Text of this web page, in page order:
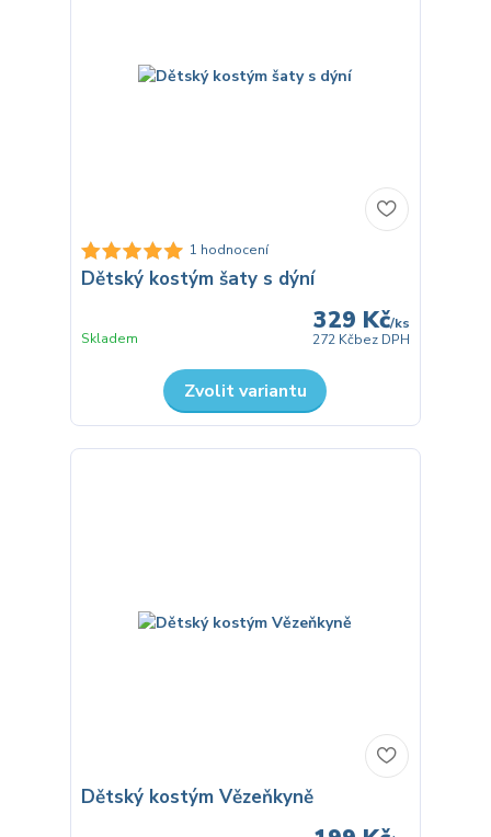
1 hodnocení
Dětský kostým šaty s dýní
329 Kč/ks
272 Kčbez DPH
Skladem
Zvolit variantu
Dětský kostým Vězeňkyně